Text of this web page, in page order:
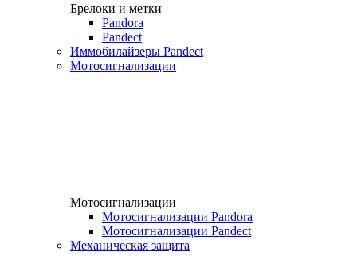
Брелоки и метки
Pandora
Pandect
Иммобилайзеры Pandect
Мотосигнализации
Мотосигнализации
Мотосигнализации Pandora
Мотосигнализации Pandect
Механическая защита